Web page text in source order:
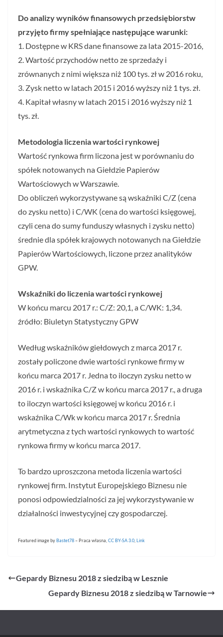
Do analizy wyników finansowych przedsiębiorstw
przyjęto firmy spełniające następujące warunki:
1. Dostępne w KRS dane finansowe za lata 2015-2016,
2. Wartość przychodów netto ze sprzedaży i
zrównanych z nimi większa niż 100 tys. zł w 2016 roku,
3. Zysk netto w latach 2015 i 2016 wyższy niż 1 tys. zł.
4. Kapitał własny w latach 2015 i 2016 wyższy niż 1
tys. zł.
Metodologia liczenia wartości rynkowej
Wartość rynkowa firm liczona jest w porównaniu do
spółek notowanych na Giełdzie Papierów
Wartościowych w Warszawie.
Do obliczeń wykorzystywane są wskaźniki C/Z (cena
do zysku netto) i C/WK (cena do wartości księgowej,
czyli cena do sumy funduszy własnych i zysku netto)
średnie dla spółek krajowych notowanych na Giełdzie
Papierów Wartościowych, liczone przez analityków
GPW.
Wskaźniki do liczenia wartości rynkowej
W końcu marcu 2017 r.: C/Z: 20,1, a C/WK: 1,34.
źródło: Biuletyn Statystyczny GPW
Według wskaźników giełdowych z marca 2017 r.
zostały policzone dwie wartości rynkowe firmy w
końcu marca 2017 r. Jedna to iloczyn zysku netto w
2016 r. i wskaźnika C/Z w końcu marca 2017 r., a druga
to iloczyn wartości księgowej w końcu 2016 r. i
wskaźnika C/Wk w końcu marca 2017 r. Średnia
arytmetyczna z tych wartości rynkowych to wartość
rynkowa firmy w końcu marca 2017.
To bardzo uproszczona metoda liczenia wartości
rynkowej firm. Instytut Europejskiego Biznesu nie
ponosi odpowiedzialności za jej wykorzystywanie w
działalności inwestycyjnej czy gospodarczej.
Featured image by Bastet78– Praca własna,CC BY-SA 3.0, Link
Gepardy Biznesu 2018 z siedzibą w Lesznie
Gepardy Biznesu 2018 z siedzibą w Tarnowie